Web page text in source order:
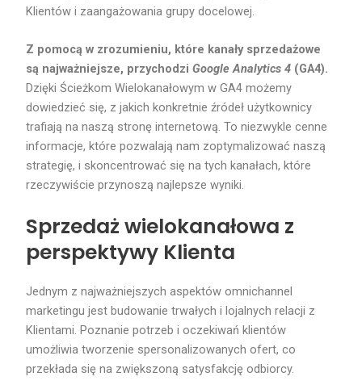
Klientów i zaangażowania grupy docelowej.
Z pomocą w zrozumieniu, które kanały sprzedażowe
są najważniejsze, przychodziGoogle Analytics 4 (GA4).
Dzięki Ścieżkom Wielokanałowym w GA4 możemy
dowiedzieć się, z jakich konkretnie źródeł użytkownicy
trafiają na naszą stronę internetową. To niezwykle cenne
informacje, które pozwalają nam zoptymalizować naszą
strategię, i skoncentrować się na tych kanałach, które
rzeczywiście przynoszą najlepsze wyniki.
Sprzedaż wielokanałowa z
perspektywy Klienta
Jednym z najważniejszych aspektów omnichannel
marketingu jest budowanie trwałych i lojalnych relacji z
Klientami. Poznanie potrzeb i oczekiwań klientów
umożliwia tworzenie spersonalizowanych ofert, co
przekłada się na zwiększoną satysfakcję odbiorcy.